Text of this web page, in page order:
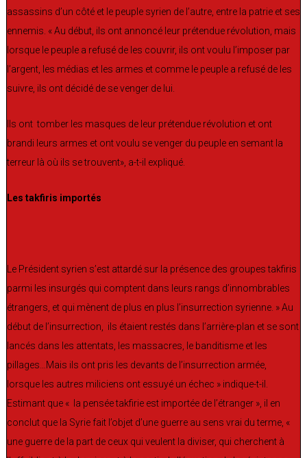
assassins d’un côté et le peuple syrien de l’autre, entre la patrie et ses
ennemis. « Au début, ils ont annoncé leur prétendue révolution, mais
lorsque le peuple a refusé de les couvrir, ils ont voulu l’imposer par
l’argent, les médias et les armes et comme le peuple a refusé de les
suivre, ils ont décidé de se venger de lui.
Ils ont tomber les masques de leur prétendue révolution et ont
brandi leurs armes et ont voulu se venger du peuple en semant la
terreur là où ils se trouvent», a-t-il expliqué.
Les takfiris importés
Le Président syrien s’est attardé sur la présence des groupes takfiris
parmi les insurgés qui comptent dans leurs rangs d’innombrables
étrangers, et qui mènent de plus en plus l’insurrection syrienne. » Au
début de l’insurrection, ils étaient restés dans l’arrière-plan et se sont
lancés dans les attentats, les massacres, le banditisme et les
pillages…Mais ils ont pris les devants de l’insurrection armée,
lorsque les autres miliciens ont essuyé un échec » indique-t-il.
Estimant que « la pensée takfirie est importée de l’étranger », il en
conclut que la Syrie fait l’objet d’une guerre au sens vrai du terme, «
une guerre de la part de ceux qui veulent la diviser, qui cherchent à